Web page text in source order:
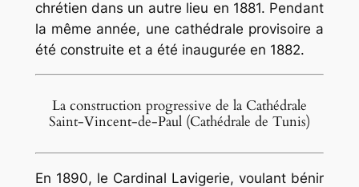
chrétien dans un autre lieu en 1881. Pendant
la même année, une cathédrale provisoire a
été construite et a été inaugurée en 1882.
La construction progressive de la Cathédrale
Saint-Vincent-de-Paul (Cathédrale de Tunis)
En 1890, le Cardinal Lavigerie, voulant bénir